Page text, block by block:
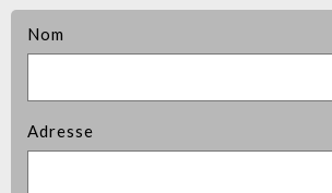
Nom
Adresse